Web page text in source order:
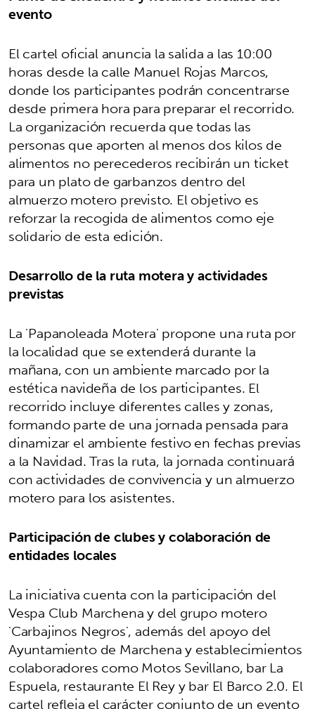
evento
El cartel oficial anuncia la salida a las 10:00
horas desde la calle Manuel Rojas Marcos,
donde los participantes podrán concentrarse
desde primera hora para preparar el recorrido.
La organización recuerda que todas las
personas que aporten al menos dos kilos de
alimentos no perecederos recibirán un ticket
para un plato de garbanzos dentro del
almuerzo motero previsto. El objetivo es
reforzar la recogida de alimentos como eje
solidario de esta edición.
Desarrollo de la ruta motera y actividades
previstas
La 'Papanoleada Motera' propone una ruta por
la localidad que se extenderá durante la
mañana, con un ambiente marcado por la
estética navideña de los participantes. El
recorrido incluye diferentes calles y zonas,
formando parte de una jornada pensada para
dinamizar el ambiente festivo en fechas previas
a la Navidad. Tras la ruta, la jornada continuará
con actividades de convivencia y un almuerzo
motero para los asistentes.
Participación de clubes y colaboración de
entidades locales
La iniciativa cuenta con la participación del
Vespa Club Marchena y del grupo motero
'Carbajinos Negros', además del apoyo del
Ayuntamiento de Marchena y establecimientos
colaboradores como Motos Sevillano, bar La
Espuela, restaurante El Rey y bar El Barco 2.0. El